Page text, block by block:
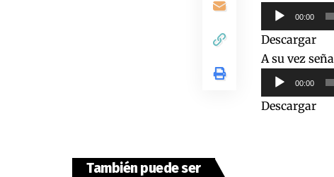
Reproductor
de
audio
00:00
Descargar
A su vez
Reproductor
de
audio
00:00
Descargar
También puede ser